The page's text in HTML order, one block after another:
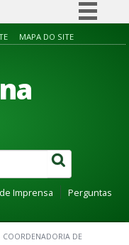
Simplifique!
à informação
Canais
MAPA DO SITE
Imprensa
Perguntas
COORDENADORIA DE